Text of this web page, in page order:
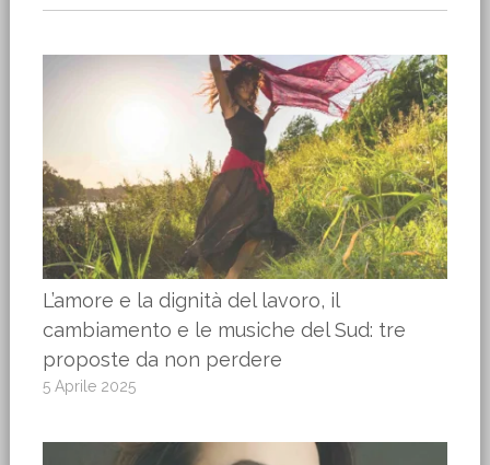
L’amore e la dignità del lavoro, il
cambiamento e le musiche del Sud: tre
proposte da non perdere
5 Aprile 2025